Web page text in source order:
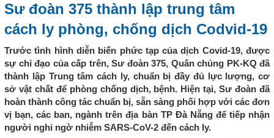
Sư đoàn 375 thành lập trung tâm
cách ly phòng, chống dịch Codvid-19
Trước tình hình diễn biến phức tạp của dịch Covid-19, được
sự chỉ đạo của cấp trên, Sư đoàn 375, Quân chủng PK-KQ đã
thành lập Trung tâm cách ly, chuẩn bị đầy đủ lực lượng, cơ
sở vật chất để phòng chống dịch, bệnh. Hiện tại, Sư đoàn đã
hoàn thành công tác chuẩn bị, sẵn sàng phối hợp với các đơn
vị bạn, các ban, ngành trên địa bàn TP Đà Nẵng để tiếp nhận
người nghi ngờ nhiễm SARS-CoV-2 đến cách ly.